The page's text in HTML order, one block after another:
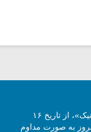
مجله آنلاین موسیقی «گفتگوی هارمونیک»، از تاریخ ۱۶
و تا امروز به صورت مداوم